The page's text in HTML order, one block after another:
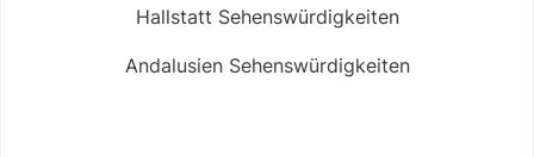
Hallstatt Sehenswürdigkeiten
Andalusien Sehenswürdigkeiten